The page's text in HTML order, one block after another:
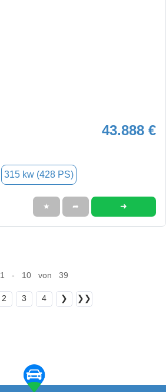
43.888 €
315 kw (428 PS)
★ ➦ ➜
1 - 10 von 39
2 3 4 ❯ ❯❯